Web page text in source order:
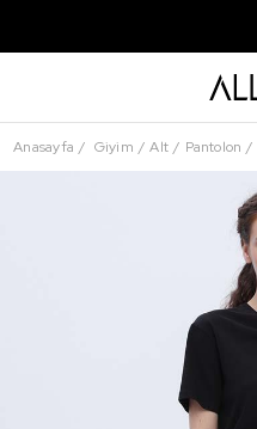
Anasayfa Giyim Alt Pantolon